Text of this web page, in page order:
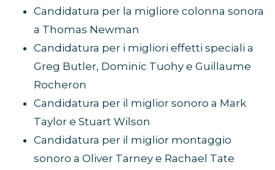
Candidatura per la migliore colonna sonora
a Thomas Newman
Candidatura per i migliori effetti speciali a
Greg Butler, Dominic Tuohy e Guillaume
Rocheron
Candidatura per il miglior sonoro a Mark
Taylor e Stuart Wilson
Candidatura per il miglior montaggio
sonoro a Oliver Tarney e Rachael Tate